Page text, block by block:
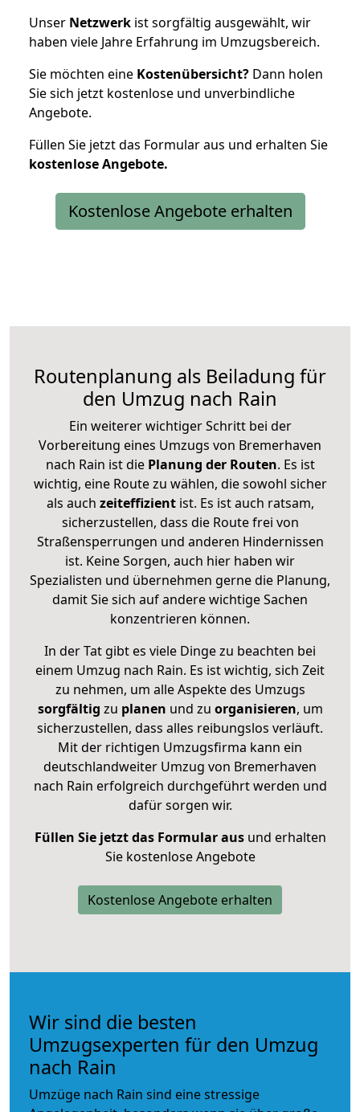
Unser Netzwerk ist sorgfältig ausgewählt, wir
haben viele Jahre Erfahrung im Umzugsbereich.
Sie möchten eine Kostenübersicht? Dann holen
Sie sich jetzt kostenlose und unverbindliche
Angebote.
Füllen Sie jetzt das Formular aus und erhalten Sie
kostenloseAngebote.
Kostenlose Angebote erhalten
Routenplanung als Beiladung für
den Umzug nach Rain
Ein weiterer wichtiger Schritt bei der
Vorbereitung eines Umzugs von Bremerhaven
nach Rain ist diePlanung der Routen. Es ist
wichtig, eine Route zu wählen, die sowohl sicher
als auch zeiteffizientist. Es ist auch ratsam,
sicherzustellen, dass die Route frei von
Straßensperrungen und anderen Hindernissen
ist. Keine Sorgen, auch hier haben wir
Spezialisten und übernehmen gerne die Planung,
damit Sie sich auf andere wichtige Sachen
konzentrieren können.
In der Tat gibt es viele Dinge zu beachten bei
einem Umzug nach Rain. Es ist wichtig, sich Zeit
zu nehmen, um alle Aspekte des Umzugs
sorgfältig zu planen und zu organisieren, um
sicherzustellen, dass alles reibungslos verläuft.
Mit der richtigen Umzugsfirma kann ein
deutschlandweiter Umzug von Bremerhaven
nach Rain erfolgreich durchgeführt werden und
dafür sorgen wir.
Füllen Sie jetzt das Formular ausund erhalten
Sie kostenlose Angebote
Kostenlose Angebote erhalten
Wir sind die besten
Umzugsexperten für den Umzug
nach Rain
Umzüge nach Rain sind eine stressige